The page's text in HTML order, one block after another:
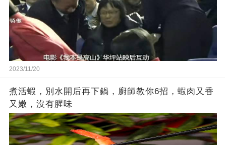
2023/11/20
煮活蝦，別水開后再下鍋，廚師教你6招，蝦肉又香
又嫩，沒有腥味